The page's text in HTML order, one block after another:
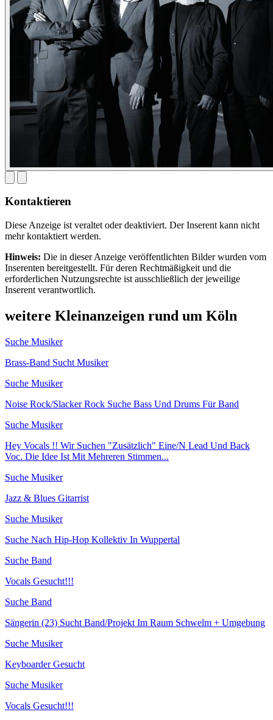
Kontaktieren
Diese Anzeige ist veraltet oder deaktiviert. Der Inserent kann nicht
mehr kontaktiert werden.
Hinweis: Die in dieser Anzeige veröffentlichten Bilder wurden vom
Inserenten bereitgestellt. Für deren Rechtmäßigkeit und die
erforderlichen Nutzungsrechte ist ausschließlich der jeweilige
Inserent verantwortlich.
weitere Kleinanzeigen rund um Köln
Suche Musiker
Brass-Band Sucht Musiker
Suche Musiker
Noise Rock/Slacker Rock Suche Bass Und Drums Für Band
Suche Musiker
Hey Vocals !! Wir Suchen "Zusätzlich" Eine/N Lead Und Back
Voc. Die Idee Ist Mit Mehreren Stimmen...
Suche Musiker
Jazz & Blues Gitarrist
Suche Musiker
Suche Nach Hip-Hop Kollektiv In Wuppertal
Suche Band
Vocals Gesucht!!!
Suche Band
Sängerin (23) Sucht Band/Projekt Im Raum Schwelm + Umgebung
Suche Musiker
Keyboarder Gesucht
Suche Musiker
Vocals Gesucht!!!